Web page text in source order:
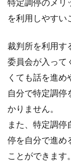
特定調停のメリ
を利用しやすい
裁判所を利用す
委員会が入って
くても話を進め
自分で特定調停
かりません。
また、特定調停
停を自分で進め
ことができます。